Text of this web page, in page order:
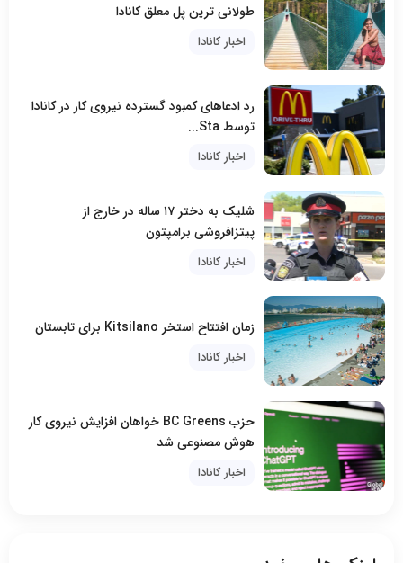
طولانی ترین پل معلق کانادا
اخبار کانادا
رد ادعاهای کمبود گسترده نیروی کار در کانادا
توسط Sta...
اخبار کانادا
شلیک به دختر ۱۷ ساله در خارج از
پیتزافروشی برامپتون
اخبار کانادا
زمان افتتاح استخر Kitsilano برای تابستان
اخبار کانادا
حزب BC Greens خواهان افزایش نیروی کار
هوش مصنوعی شد
اخبار کانادا